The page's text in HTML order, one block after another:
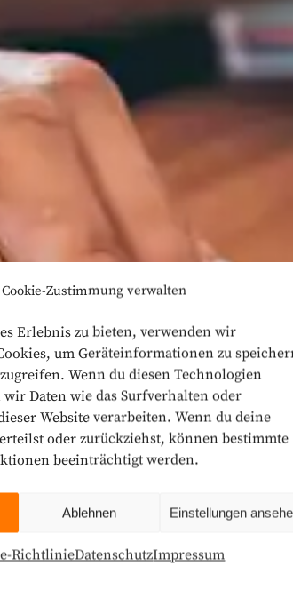
Cookie-Zustimmung verwalten
Erlebnis zu bieten, verwenden wir
um Geräteinformationen zu
Wenn du diesen Technologien
Daten wie das Surfverhalten oder
Website verarbeiten. Wenn du deine
oder zurückziehst, können bestimmte
beeinträchtigt werden.
Ablehnen Einstellungen
RichtlinieDatenschutzImpressum